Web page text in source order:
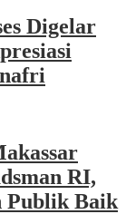
Digelar
RI,
Publik Baik